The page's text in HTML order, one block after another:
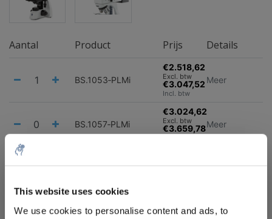
This website uses cookies
We use cookies to personalise content and ads, to
Aantal Product Prijs Details
BS.1053‑PLMi
€2.518,62
Excl. btw
€3.047,52
Incl. btw
Meer
BS.1057‑PLMi
€3.024,62
Excl. btw
€3.659,78Meer
Staffelkorting
Bestel 2 en bespaar 5%
order